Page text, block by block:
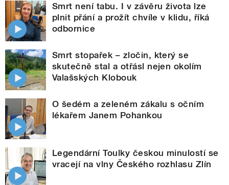
Smrt není tabu. I v závěru života lze
plnit přání a prožít chvíle v klidu, říká
odbornice
Smrt stopařek – zločin, který se
skutečně stal a otřásl nejen okolím
Valašských Klobouk
O šedém a zeleném zákalu s očním
lékařem Janem Pohankou
Legendární Toulky českou minulostí se
vracejí na vlny Českého rozhlasu Zlín